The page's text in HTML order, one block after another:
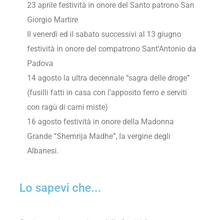
23 aprile festività in onore del Santo patrono San
Giorgio Martire
Il venerdì ed il sabato successivi al 13 giugno
festività in onore del compatrono Sant’Antonio da
Padova
14 agosto la ultra decennale “sagra delle droge”
(fusilli fatti in casa con l’apposito ferro e serviti
con ragù di carni miste)
16 agosto festività in onore della Madonna
Grande “Shemrija Madhe”, la vergine degli
Albanesi.
Lo sapevi che...